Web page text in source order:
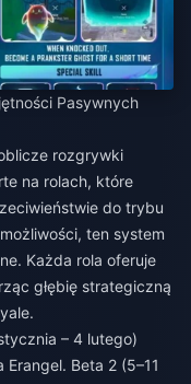
Pasywnych
rozgrywki
na rolach, które
do trybu
ten system
Każda rola oferuje
głębię strategiczną
– 4 lutego)
Beta 2 (5–11